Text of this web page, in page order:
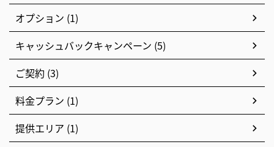
オプション (1)
キャッシュバックキャンペーン (5)
ご契約 (3)
料金プラン (1)
提供エリア (1)